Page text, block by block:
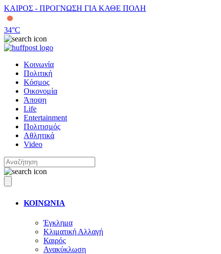
ΚΑΙΡΟΣ - ΠΡΟΓΝΩΣΗ ΓΙΑ ΚΑΘΕ ΠΟΛΗ
34°C
Κοινωνία
Πολιτική
Κόσμος
Οικονομία
Άποψη
Life
Entertainment
Πολιτισμός
Αθλητικά
Video
ΚΟΙΝΩΝΙΑ
Έγκλημα
Κλιματική Αλλαγή
Καιρός
Ανακύκλωση